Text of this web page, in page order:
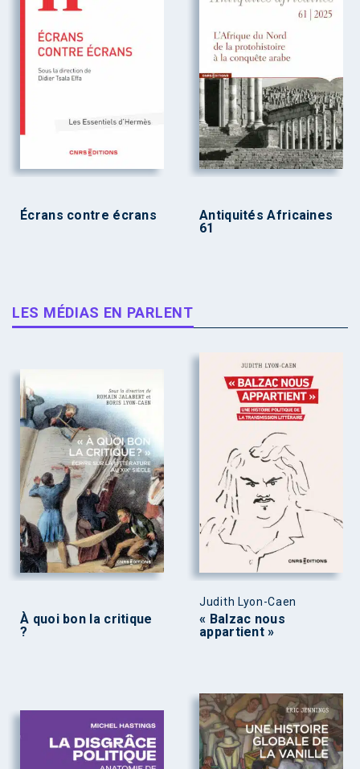
Écrans contre écrans
Antiquités Africaines
61
LES MÉDIAS EN PARLENT
À quoi bon la critique
?
Judith Lyon-Caen
« Balzac nous
appartient »